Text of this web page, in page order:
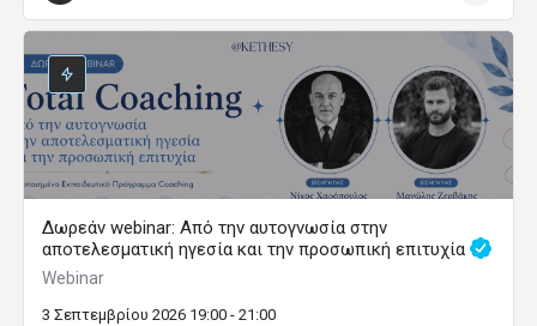
Δωρεάν webinar: Από την αυτογνωσία στην
αποτελεσματική ηγεσία και την προσωπική επιτυχία
Webinar
3 Σεπτεμβρίου 2026 19:00 - 21:00